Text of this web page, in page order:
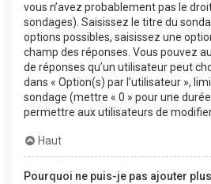
vous n’avez probablement pas le
sondages). Saisissez le titre du
options possibles, saisissez une
champ des réponses. Vous pouvez
de réponses qu’un utilisateur peut
dans « Option(s) par l’utilisateur »,
sondage (mettre « 0 » pour une
permettre aux utilisateurs de
Haut
Pourquoi ne puis-je pas ajouter